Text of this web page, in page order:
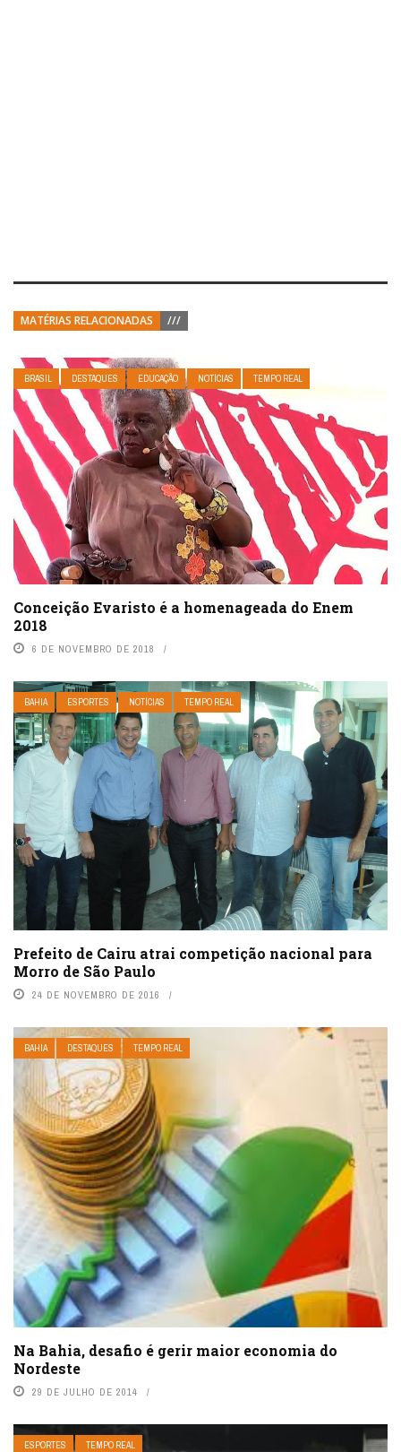
MATÉRIAS RELACIONADAS ///
BRASIL DESTAQUES EDUCAÇÃO NOTÍCIAS TEMPO REAL
Conceição Evaristo é a homenageada do Enem
2018
6 DE NOVEMBRO DE 2018
BAHIA ESPORTES NOTÍCIAS TEMPO REAL
Prefeito de Cairu atrai competição nacional para
Morro de São Paulo
24 DE NOVEMBRO DE 2016
BAHIA DESTAQUES TEMPO REAL
Na Bahia, desafio é gerir maior economia do
Nordeste
29 DE JULHO DE 2014
ESPORTES TEMPO REAL